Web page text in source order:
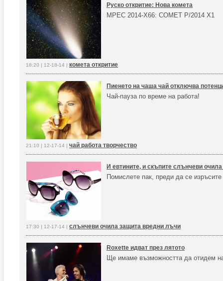
Руско откритие: Нова комета
MPEC 2014-X66: COMET P/2014 X1
18:20 | 12-18-14 | комета откритие
Пиенето на чаша чай отключва
Чай-пауза по време на работа!
21:10 | 12-17-14 | чай работа творчество
И евтините, и скъпите слънчеви
Помислете пак, преди да се
17:30 | 12-17-14 | слънчеви очила защита вредни лъчи
Roxette идват през лятото
Ще имаме възможността да отидем